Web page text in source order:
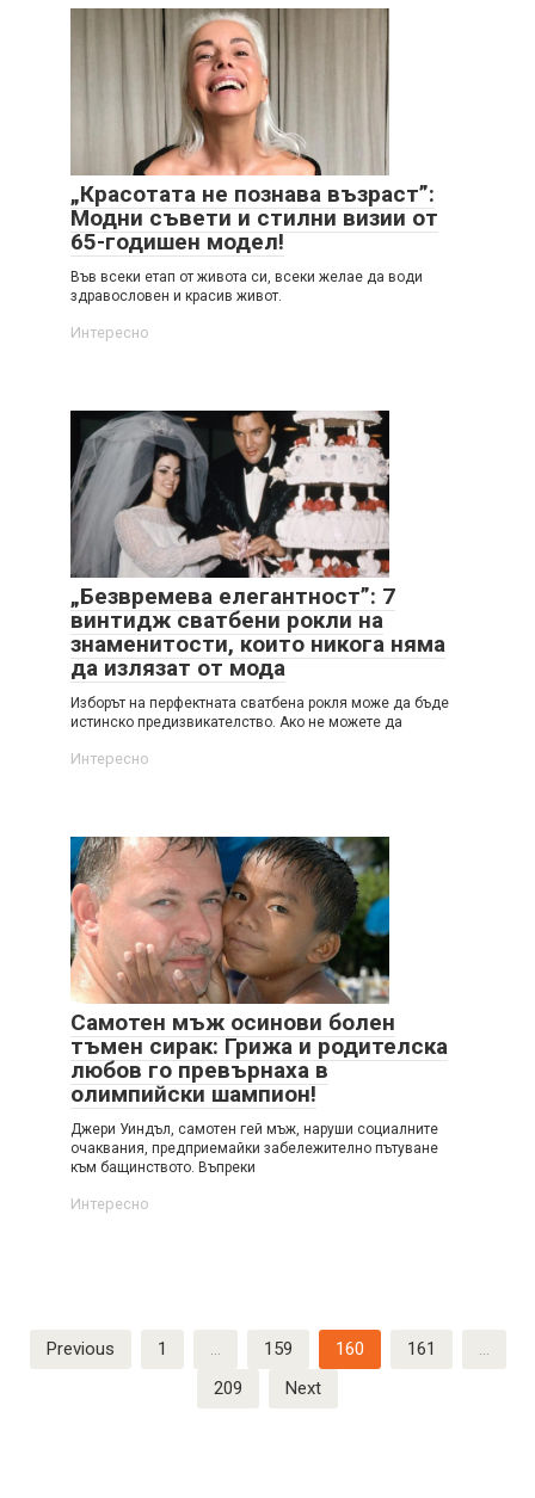
„Красотата не познава възраст”:
Модни съвети и стилни визии от
65-годишен модел!
Във всеки етап от живота си, всеки желае да води
здравословен и красив живот.
Интересно
„Безвремева елегантност”: 7
винтидж сватбени рокли на
знаменитости, които никога няма
да излязат от мода
Изборът на перфектната сватбена рокля може да бъде
истинско предизвикателство. Ако не можете да
Интересно
Самотен мъж осинови болен
тъмен сирак: Грижа и родителска
любов го превърнаха в
олимпийски шампион!
Джери Уиндъл, самотен гей мъж, наруши социалните
очаквания, предприемайки забележително пътуване
към бащинството. Въпреки
Интересно
Posts
pagination
Previous 1 … 159 160 161
…
209
Next